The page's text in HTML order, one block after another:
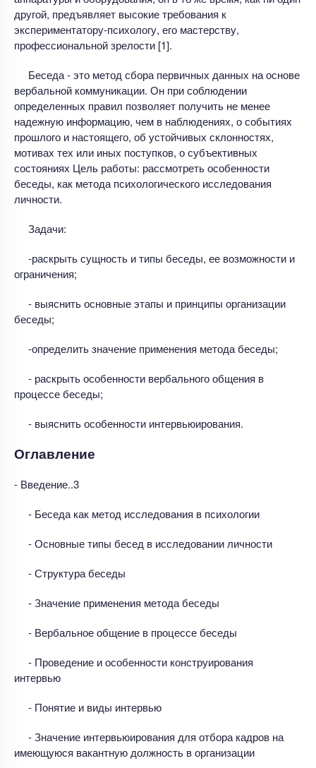
другой, предъявляет высокие требования к
экспериментатору-психологу, его мастерству,
профессиональной зрелости [1].
Беседа - это метод сбора первичных данных на основе
вербальной коммуникации. Он при соблюдении
определенных правил позволяет получить не менее
надежную информацию, чем в наблюдениях, о событиях
прошлого и настоящего, об устойчивых склонностях,
мотивах тех или иных поступков, о субъективных
состояниях Цель работы: рассмотреть особенности
беседы, как метода психологического исследования
личности.
Задачи:
-раскрыть сущность и типы беседы, ее возможности и
ограничения;
- выяснить основные этапы и принципы организации
беседы;
-определить значение применения метода беседы;
- раскрыть особенности вербального общения в
процессе беседы;
- выяснить особенности интервьюирования.
Оглавление
- Введение..3
- Беседа как метод исследования в психологии
- Основные типы бесед в исследовании личности
- Структура беседы
- Значение применения метода беседы
- Вербальное общение в процессе беседы
- Проведение и особенности конструирования
интервью
- Понятие и виды интервью
- Значение интервьюирования для отбора кадров на
имеющуюся вакантную должность в организации